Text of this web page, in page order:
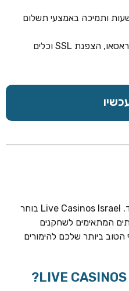
מהירות תוך 24-48 שעות ותמיכה באמצעי תשלום
שירות לקוחות 24/7, רישיון קוראסאו, הצפנת SSL וכלים
בחירת קזינו מקוון היא חשובה מאוד. Live Casinos Israel בוחר
המתאימים לשחקנים
ביותר שלכם להימורים